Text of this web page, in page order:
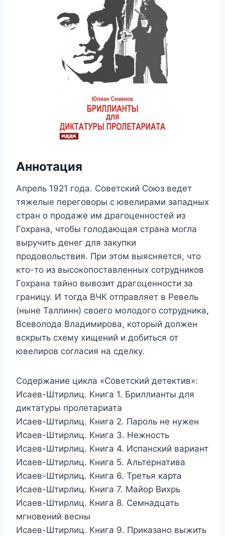
Аннотация
Апрель 1921 года. Советский Союз ведет
тяжелые переговоры с ювелирами западных
стран о продаже им драгоценностей из
Гохрана, чтобы голодающая страна могла
выручить денег для закупки
продовольствия. При этом выясняется, что
кто-то из высокопоставленных сотрудников
Гохрана тайно вывозит драгоценности за
границу. И тогда ВЧК отправляет в Ревель
(ныне Таллинн) своего молодого сотрудника,
Всеволода Владимирова, который должен
вскрыть схему хищений и добиться от
ювелиров согласия на сделку.
Содержание цикла «Советский детектив»:
Исаев-Штирлиц. Книга 1. Бриллианты для
диктатуры пролетариата
Исаев-Штирлиц. Книга 2. Пароль не нужен
Исаев-Штирлиц. Книга 3. Нежность
Исаев-Штирлиц. Книга 4. Испанский вариант
Исаев-Штирлиц. Книга 5. Альтернатива
Исаев-Штирлиц. Книга 6. Третья карта
Исаев-Штирлиц. Книга 7. Майор Вихрь
Исаев-Штирлиц. Книга 8. Семнадцать
мгновений весны
Исаев-Штирлиц. Книга 9. Приказано выжить